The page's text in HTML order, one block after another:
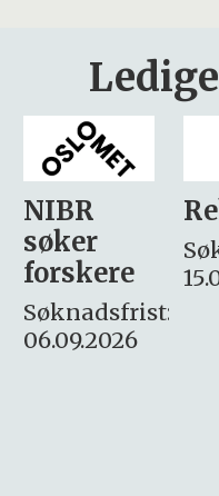
Rektor
Søknadsfrist:
15.09.2026